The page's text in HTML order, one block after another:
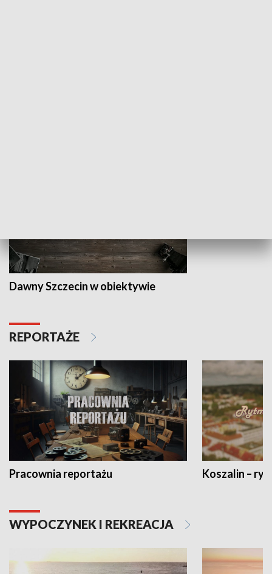
Dawny Szczecin w obiektywie
REPORTAŻE
Pracownia reportażu Koszalin –
WYPOCZYNEK I REKREACJA